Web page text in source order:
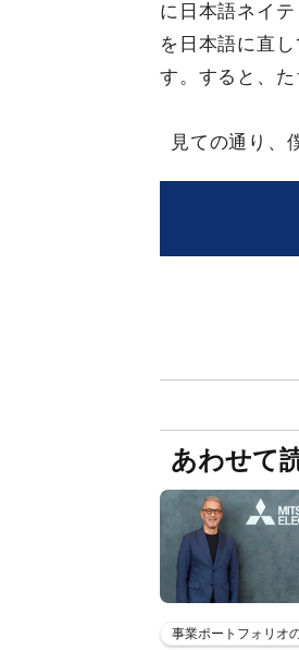
に日本語ネイ
を日本語に直
す。すると、
見ての通り、
あわせて
事業ポートフォリオ